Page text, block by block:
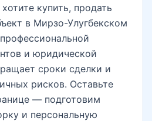
купить, продать
в Мирзо-Улугбекском
и юридической
сроки сделки и
рисков. Оставьте
— подготовим
и персональную